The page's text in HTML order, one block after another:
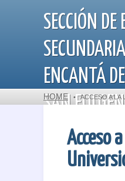
SECCIÓN DE
ENCANTÁ
SAN
Departamento de
HOME •ACCESO A LA
Acceso